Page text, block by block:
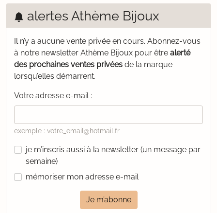
alertes Athème Bijoux
Il n’y a aucune vente privée en cours. Abonnez-vous
à notre newsletter Athème Bijoux pour être alerté
des prochaines ventes privées de la marque
lorsqu’elles démarrent.
Votre adresse e-mail :
exemple : votre_email@hotmail.fr
je m’inscris aussi à la newsletter (un message par
semaine)
mémoriser mon adresse e-mail
Je m’abonne